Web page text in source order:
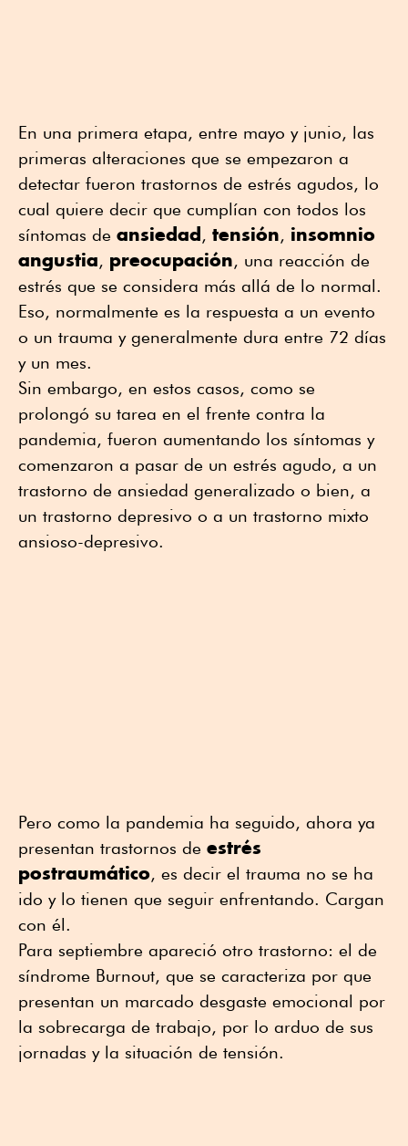
En una primera etapa, entre mayo y junio, las
primeras alteraciones que se empezaron a
detectar fueron trastornos de estrés agudos, lo
cual quiere decir que cumplían con todos los
síntomas de ansiedad, tensión, insomnio
angustia, preocupación, una reacción de
estrés que se considera más allá de lo normal.
Eso, normalmente es la respuesta a un evento
o un trauma y generalmente dura entre 72 días
y un mes.
Sin embargo, en estos casos, como se
prolongó su tarea en el frente contra la
pandemia, fueron aumentando los síntomas y
comenzaron a pasar de un estrés agudo, a un
trastorno de ansiedad generalizado o bien, a
un trastorno depresivo o a un trastorno mixto
ansioso-depresivo.
Pero como la pandemia ha seguido, ahora ya
presentan trastornos de estrés
postraumático, es decir el trauma no se ha
ido y lo tienen que seguir enfrentando. Cargan
con él.
Para septiembre apareció otro trastorno: el de
síndrome Burnout, que se caracteriza por que
presentan un marcado desgaste emocional por
la sobrecarga de trabajo, por lo arduo de sus
jornadas y la situación de tensión.